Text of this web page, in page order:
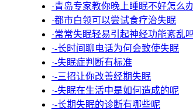
·青岛专家教你晚上睡眠不好怎么
·都市白领可以尝试食疗治失眠
·常常失眠轻易引起神经功能紊乱
·-长时间聊电话为何会致使失眠
·-失眠症判断有标准
·-三招让你改善经期失眠
·-失眠在生活中是如何造成的呢
·-长期失眠的诊断有哪些呢